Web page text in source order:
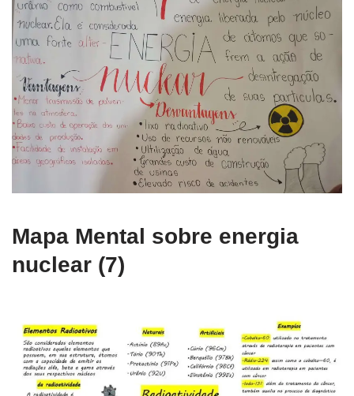
Mapa Mental sobre energia
nuclear (7)